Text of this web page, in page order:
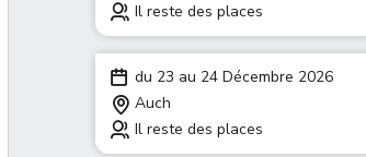
Il reste des places
du 23 au 24 Décembre 2026
Auch
Il reste des places